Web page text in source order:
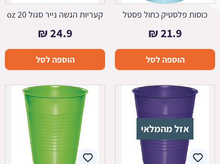
כוסות פלסטיק כחול פסטל
21.9
₪
הוספה לסל
קעריות הגשה נייר סגול 20 oz
24.9
₪
הוספה לסל
אזל מהמלאי